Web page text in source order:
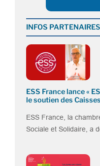
INFOS PARTENAIRES
ESS France lance «
le soutien des
ESS France, la
Sociale et Solidaire, a